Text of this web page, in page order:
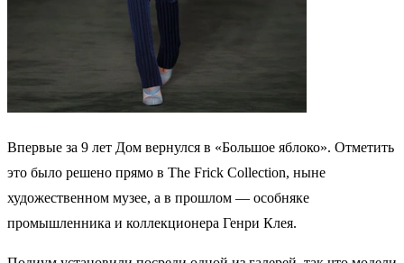
Впервые за 9 лет Дом вернулся в «Большое яблоко». Отметить
это было решено прямо в The Frick Collection, ныне
художественном музее, а в прошлом — особняке
промышленника и коллекционера Генри Клея.